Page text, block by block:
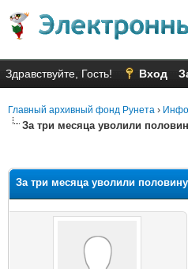
Здравствуйте, Гость! Вход
Главный архивный фонд Рунета ›
За три месяца уволили
За три месяца уволили